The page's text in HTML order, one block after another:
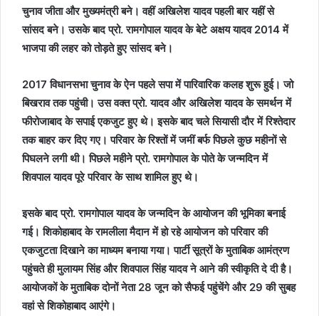
चुनाव जीता और मुख्यमंत्री बने। वहीं अखिलेश यादव पहली बार यहीं से
सांसद बने। उसके बाद प्रो. रामगोपाल यादव के बेटे अक्षय यादव 2014 में
भाजपा की लहर को तोड़ते हुए सांसद बने।
2017 विधानसभा चुनाव के ऐन पहले सपा में पारिवारिक कलह शुरू हुई। जो
बिखराव तक पहुंची। उस वक्त प्रो. यादव और अखिलेश यादव के समर्थन में
फीरोजाबाद के सपाई एकजुट हुए थे। इसके बाद चले सियासी दौर में रिश्तेदार
तक बाहर कर दिए गए। परिवार के रिश्तों में जमीं बर्फ पिछले कुछ महीनों से
पिघलने लगी थी। पिछले महीने प्रो. रामगोपाल के पोते के जन्मदिन में
शिवपाल यादव पूरे परिवार के साथ शामिल हुए थे।
इसके बाद प्रो. रामगोपाल यादव के जन्मदिन के आयोजन की भूमिका बनाई
गई। शिकोहाबाद के रामलीला मैदान में हो रहे आयोजन को परिवार की
एकजुटता दिखाने का माध्यम बनाया गया। पार्टी सूत्रों के मुताबिक आमंत्रण
पहुंचते ही मुलायम सिंह और शिवपाल सिंह यादव ने आने की स्वीकृति दे दी है।
आयोजकों के मुताबिक दोनों नेता 28 जून को सैफई पहुंचेंगे और 29 की सुबह
वहां से शिकोहाबाद आएंगे।